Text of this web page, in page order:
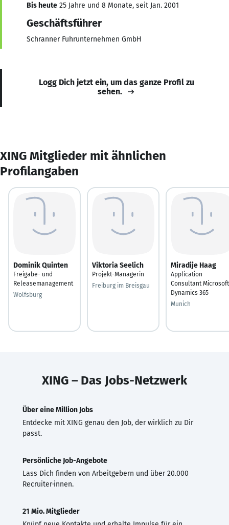
Bis heute 25 Jahre und 8 Monate, seit Jan. 2001
Geschäftsführer
Schranner Fuhrunternehmen GmbH
Logg Dich jetzt ein, um das ganze Profil zu
sehen.
XING Mitglieder mit ähnlichen
Profilangaben
Dominik Quinten
Freigabe- und
Releasemanagement
Wolfsburg
Viktoria Seelich
Projekt-Managerin
Freiburg im Breisgau
Miradije Haag
Application
Consultant Microsoft
Dynamics 365
Munich
XING – Das Jobs-Netzwerk
Über eine Million Jobs
Entdecke mit XING genau den Job, der wirklich zu Dir
passt.
Persönliche Job-Angebote
Lass Dich finden von Arbeitgebern und über 20.000
Recruiter·innen.
21 Mio. Mitglieder